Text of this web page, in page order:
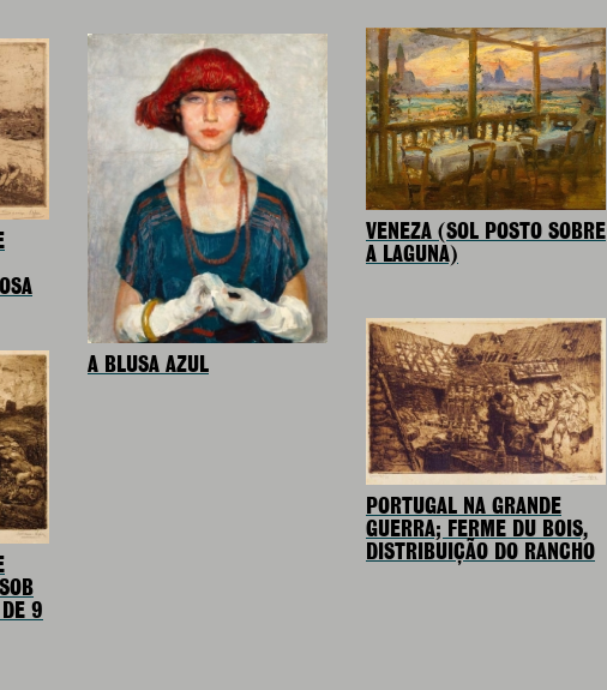
VENEZA (SOL POSTO SOBRE
A LAGUNA)
A BLUSA AZUL
PORTUGAL NA GRANDE
GUERRA; FERME DU BOIS,
DISTRIBUIÇÃO DO RANCHO
9